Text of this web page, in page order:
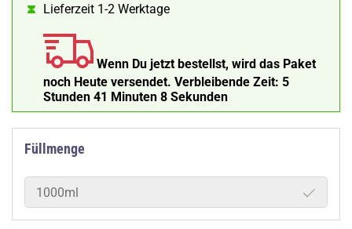
Lieferzeit 1-2 Werktage
Wenn Du jetzt bestellst, wird das Paket
noch Heute versendet. Verbleibende Zeit: 5
Stunden 41 Minuten 7 Sekunden
Füllmenge
1000ml